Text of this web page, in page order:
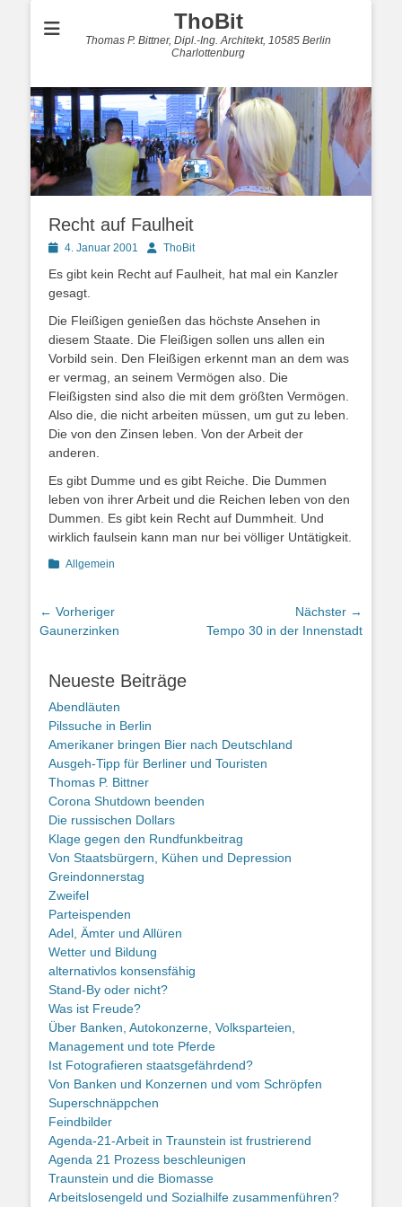
ThoBit
Thomas P. Bittner, Dipl.-Ing. Architekt, 10585 Berlin
Charlottenburg
Recht auf Faulheit
Posted4. Januar 2001 AutorThoBit
Es gibt kein Recht auf Faulheit, hat mal ein Kanzler
gesagt.
Die Fleißigen genießen das höchste Ansehen in
diesem Staate. Die Fleißigen sollen uns allen ein
Vorbild sein. Den Fleißigen erkennt man an dem was
er vermag, an seinem Vermögen also. Die
Fleißigsten sind also die mit dem größten Vermögen.
Also die, die nicht arbeiten müssen, um gut zu leben.
Die von den Zinsen leben. Von der Arbeit der
anderen.
Es gibt Dumme und es gibt Reiche. Die Dummen
leben von ihrer Arbeit und die Reichen leben von den
Dummen. Es gibt kein Recht auf Dummheit. Und
wirklich faulsein kann man nur bei völliger Untätigkeit.
Kategorien
Allgemein
Beitragsnavigation
← Vorheriger
Vorheriger
Gaunerzinken
Nächster →
Nächster
Tempo 30 in der Innenstadt
Neueste Beiträge
Abendläuten
Pilssuche in Berlin
Amerikaner bringen Bier nach Deutschland
Ausgeh-Tipp für Berliner und Touristen
Thomas P. Bittner
Corona Shutdown beenden
Die russischen Dollars
Klage gegen den Rundfunkbeitrag
Von Staatsbürgern, Kühen und Depression
Greindonnerstag
Zweifel
Parteispenden
Adel, Ämter und Allüren
Wetter und Bildung
alternativlos konsensfähig
Stand-By oder nicht?
Was ist Freude?
Über Banken, Autokonzerne, Volksparteien,
Management und tote Pferde
Ist Fotografieren staatsgefährdend?
Von Banken und Konzernen und vom Schröpfen
Superschnäppchen
Feindbilder
Agenda-21-Arbeit in Traunstein ist frustrierend
Agenda 21 Prozess beschleunigen
Traunstein und die Biomasse
Arbeitslosengeld und Sozialhilfe zusammenführen?